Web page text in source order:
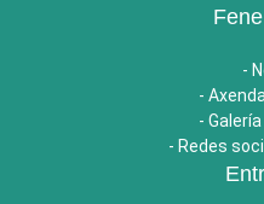
-
-
-
- Redes